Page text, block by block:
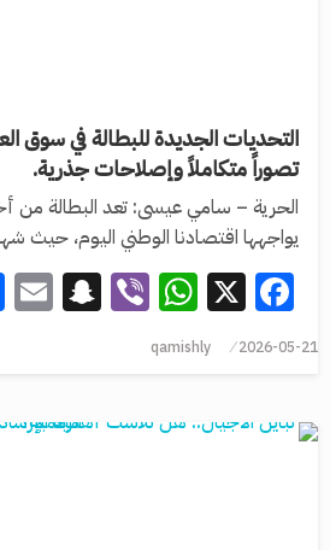
التحديات الجديدة للبطالة في سوق
تصوراً متكاملاً وإصلاحات جذرية.
الحرية – سامي عيسى: تعد البطالة من
يواجهها اقتصادنا الوطني اليوم، حيث
Facebook
X
Viber
2026-05-21
qamishly